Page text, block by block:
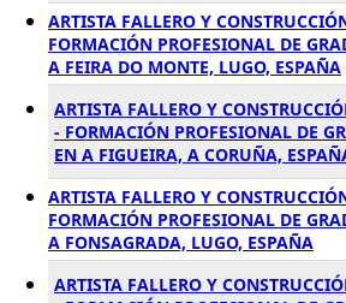
ARTISTA FALLERO Y
FORMACIÓN PROFESIONAL DE
A FEIRA DO MONTE, LUGO, ESPAÑA
ARTISTA FALLERO Y
- FORMACIÓN PROFESIONAL DE
EN A FIGUEIRA, A CORUÑA,
ARTISTA FALLERO Y
FORMACIÓN PROFESIONAL DE
A FONSAGRADA, LUGO, ESPAÑA
ARTISTA FALLERO Y